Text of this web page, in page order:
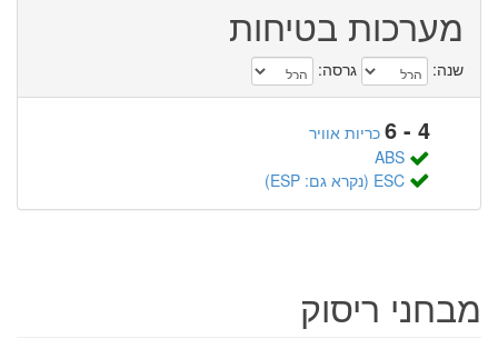
מערכות בטיחות
שנה: גרסה:
4 - 6
כריות אוויר
ABS
ESC (נקרא גם: ESP)
מבחני ריסוק